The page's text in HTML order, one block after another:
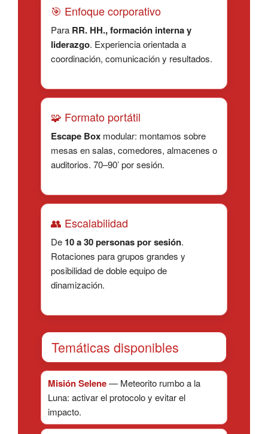
🎯 Enfoque corporativo
Para RR. HH., formación interna y
liderazgo. Experiencia orientada a
coordinación, comunicación y resultados.
🧩 Formato portátil
Escape Box modular: montamos sobre
mesas en salas, comedores, almacenes o
auditorios. 70–90’ por sesión.
👥 Escalabilidad
De 10 a 30 personas por sesión.
Rotaciones para grupos grandes y
posibilidad de doble equipo de
dinamización.
Temáticas disponibles
Misión Selene— Meteorito rumbo a la
Luna: activar el protocolo y evitar el
impacto.